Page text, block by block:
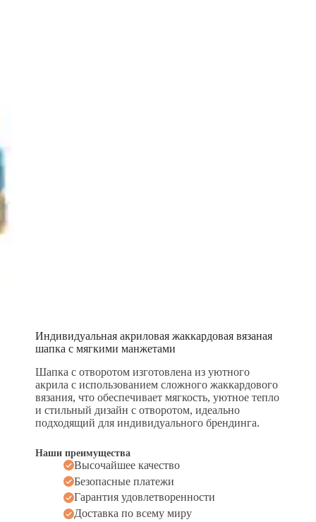
Индивидуальная акриловая жаккардовая вязаная
шапка с мягкими манжетами
Шапка с отворотом изготовлена из уютного
акрила с использованием сложного жаккардового
вязания, что обеспечивает мягкость, уютное тепло
и стильный дизайн с отворотом, идеально
подходящий для индивидуального брендинга.
Наши преимущества
Высочайшее качество
Безопасные платежи
Гарантия удовлетворенности
Доставка по всему миру